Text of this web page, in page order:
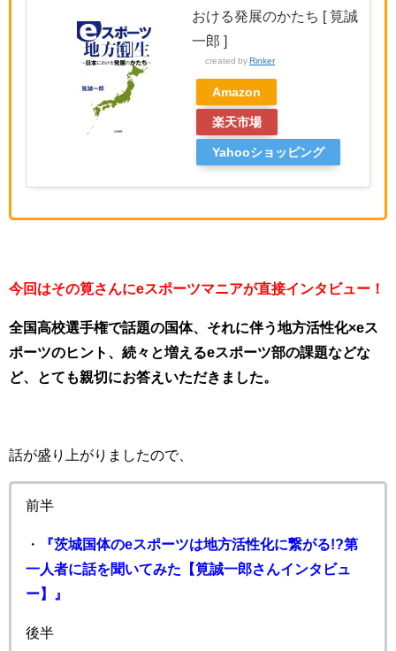
おける発展のかたち [ 筧誠
一郎 ]
created by Rinker
Amazon
楽天市場
Yahooショッピング
今回はその筧さんにeスポーツマニアが直接インタビュー！
全国高校選手権で話題の国体、それに伴う地方活性化×eス
ポーツのヒント、続々と増えるeスポーツ部の課題などな
ど、とても親切にお答えいただきました。
話が盛り上がりましたので、
前半
・
『茨城国体のeスポーツは地方活性化に繋がる!?第
一人者に話を聞いてみた【筧誠一郎さんインタビュ
ー】』
後半